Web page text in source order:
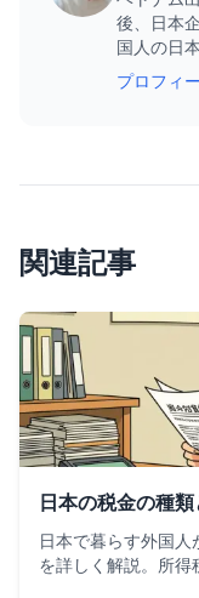
後、日本
国人の日
プロフィ
関連記事
日本の税金の種
日本で暮らす外国
を詳しく解説。所得